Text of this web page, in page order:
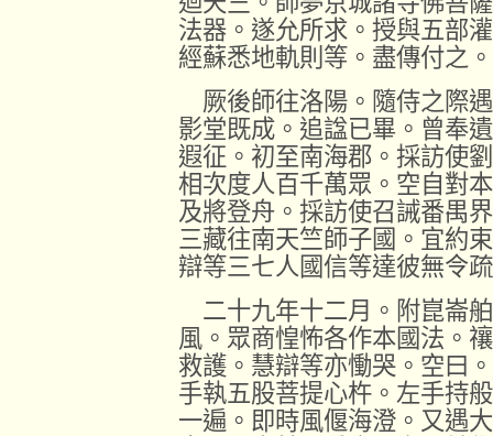
法器。遂允所求。授與五部
經蘇悉地軌則等。盡傳付之。
厥後師往洛陽。隨侍之際
影堂既成。追諡已畢。曾奉
遐征。初至南海郡。採訪使
相次度人百千萬眾。空自對
及將登舟。採訪使召誡番禺
三藏往南天竺師子國。宜約
辯等三七人國信等達彼無令
二十九年十二月。附崑崙
風。眾商惶怖各作本國法。
救護。慧辯等亦慟哭。空曰
手執五股菩提心杵。左手持
一遍。即時風偃海澄。又遇